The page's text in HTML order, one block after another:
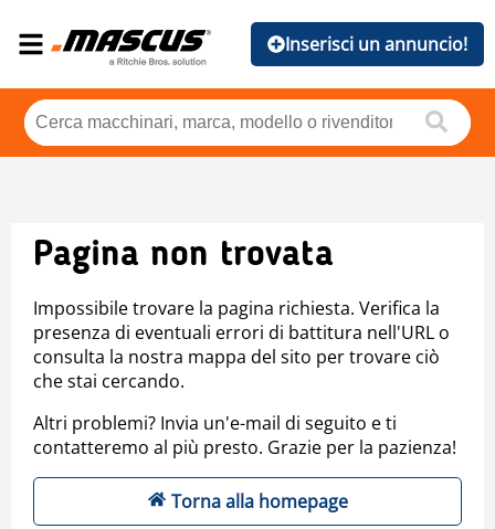
Inserisci un annuncio!
Pagina non trovata
Impossibile trovare la pagina richiesta. Verifica la
presenza di eventuali errori di battitura nell'URL o
consulta la nostra mappa del sito per trovare ciò
che stai cercando.
Altri problemi? Invia un'e-mail di seguito e ti
contatteremo al più presto. Grazie per la pazienza!
Torna alla homepage